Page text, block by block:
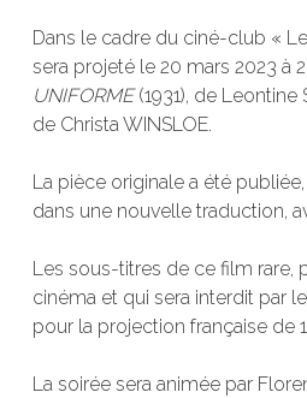
Dans le cadre du ciné-club «
sera projeté le 20 mars 2023 à
UNIFORME(1931), de
de Christa WINSLOE.
La pièce originale a été
dans une nouvelle traduction,
Les sous-titres de ce film rare,
cinéma et qui sera interdit par
pour la projection française de
La soirée sera animée par